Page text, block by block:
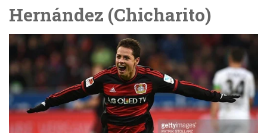
Hernández (Chicharito)